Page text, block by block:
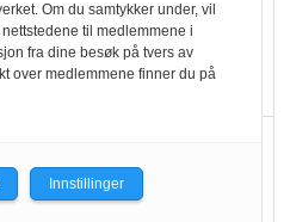
bransjen i
Stadig større
Om du samtykker under, vil
til medlemmene i
fra dine besøk på tvers av
over medlemmene finner du på
Innstillinger